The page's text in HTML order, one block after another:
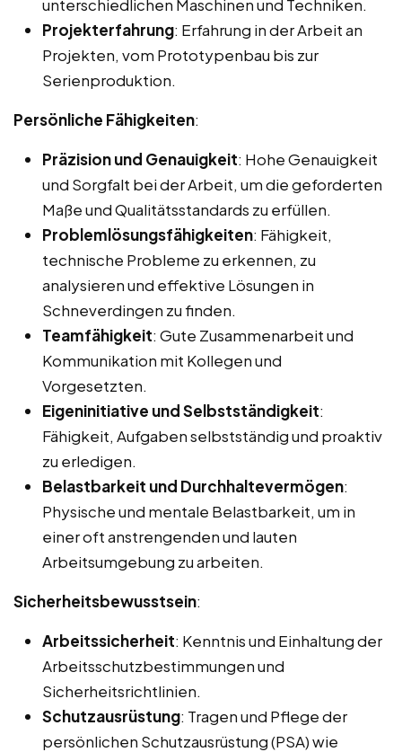
unterschiedlichen Maschinen und Techniken.
Projekterfahrung: Erfahrung in der Arbeit an
Projekten, vom Prototypenbau bis zur
Serienproduktion.
Persönliche Fähigkeiten:
Präzision und Genauigkeit: Hohe Genauigkeit
und Sorgfalt bei der Arbeit, um die geforderten
Maße und Qualitätsstandards zu erfüllen.
Problemlösungsfähigkeiten: Fähigkeit,
technische Probleme zu erkennen, zu
analysieren und effektive Lösungen in
Schneverdingen zu finden.
Teamfähigkeit: Gute Zusammenarbeit und
Kommunikation mit Kollegen und
Vorgesetzten.
Eigeninitiative und Selbstständigkeit:
Fähigkeit, Aufgaben selbstständig und proaktiv
zu erledigen.
Belastbarkeit und Durchhaltevermögen:
Physische und mentale Belastbarkeit, um in
einer oft anstrengenden und lauten
Arbeitsumgebung zu arbeiten.
Sicherheitsbewusstsein:
Arbeitssicherheit: Kenntnis und Einhaltung der
Arbeitsschutzbestimmungen und
Sicherheitsrichtlinien.
Schutzausrüstung: Tragen und Pflege der
persönlichen Schutzausrüstung (PSA) wie